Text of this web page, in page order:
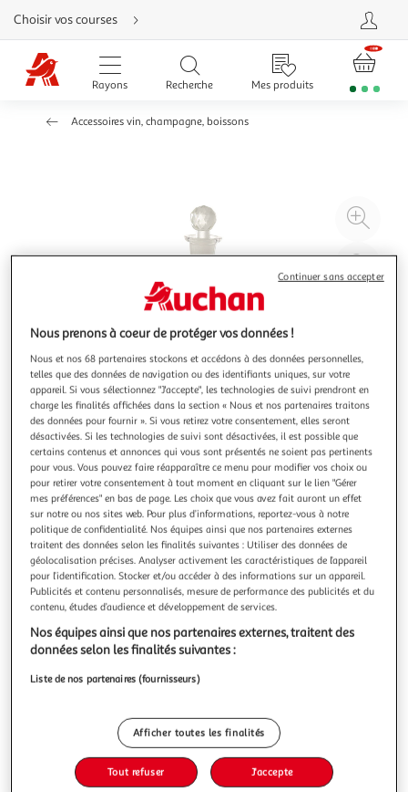
Aller
directement
au
contenu
Aller
directement
Aller
d'aide
Choisir vos courses
Rayons Recherche Mes produits
Accessoires vin, champagne, boissons
à
Illustration
précédente
Illustration
suivante
J-LINE
Carafe design en verre carrée 46cm transparent
Informations Techniques : Dimensions : L. 42 x l. 29 x H. 46
cm Matières : Verre Spécificités : Pratique & Utile Carafe
design Forme Carrée Poids : 0,7 kg Couleur : Transparent
En savoir +
Vous voulez connaître le prix de ce produit ?
Afficher le prix
Caractéristiques
Nous prenons à coeur de protéger vos données !
Nous et nos 68 partenaires stockons et accédons à des données personnelles,
telles que des données de navigation ou des identifiants uniques, sur votre
appareil. Si vous sélectionnez "J'accepte", les technologies de suivi prendront en
charge les finalités affichées dans la section « Nous et nos partenaires traitons
des données pour fournir ». Si vous retirez votre consentement, elles seront
désactivées. Si les technologies de suivi sont désactivées, il est possible que
certains contenus et annonces qui vous sont présentés ne soient pas pertinents
pour vous. Vous pouvez faire réapparaître ce menu pour modifier vos choix ou
pour retirer votre consentement à tout moment en cliquant sur le lien "Gérer
mes préférences" en bas de page. Les choix que vous avez fait auront un effet
sur notre ou nos sites web. Pour plus d’informations, reportez-vous à notre
politique de confidentialité. Nos équipes ainsi que nos partenaires externes
traitent des données selon les finalités suivantes : Utiliser des données de
géolocalisation précises. Analyser activement les caractéristiques de l’appareil
pour l’identification. Stocker et/ou accéder à des informations sur un appareil.
Publicités et contenu personnalisés, mesure de performance des publicités et du
contenu, études d’audience et développement de services.
Nos équipes ainsi que nos partenaires externes, traitent des
données selon les finalités suivantes :
Liste de nos partenaires (fournisseurs)
Afficher toutes les finalités
Tout refuser J'accepte
Continuer sans accepter